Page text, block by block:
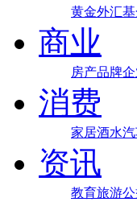
黄金外汇
商业
房产品牌
消费
家居酒水
资讯
教育旅游